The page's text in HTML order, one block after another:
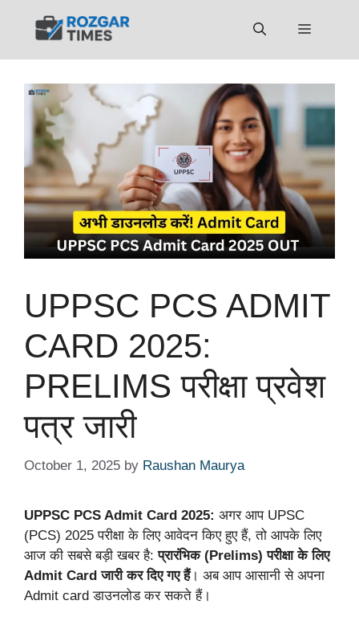
Menu
UPPSC PCS ADMIT
CARD 2025:
PRELIMS परीक्षा प्रवेश
पत्र जारी
October 1, 2025 by Raushan Maurya
UPPSC PCS Admit Card 2025: अगर आप UPSC
(PCS) 2025 परीक्षा के लिए आवेदन किए हुए हैं, तो आपके लिए
आज की सबसे बड़ी खबर है:प्रारंभिक (Prelims) परीक्षा के लिए
Admit Card जारी कर दिए गए हैं। अब आप आसानी से अपना
Admit card डाउनलोड कर सकते हैं।